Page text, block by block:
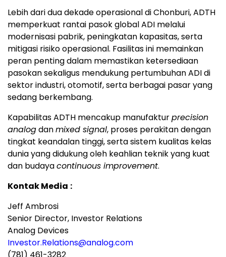
Lebih dari dua dekade operasional di Chonburi, ADTH
memperkuat rantai pasok global ADI melalui
modernisasi pabrik, peningkatan kapasitas, serta
mitigasi risiko operasional. Fasilitas ini memainkan
peran penting dalam memastikan ketersediaan
pasokan sekaligus mendukung pertumbuhan ADI di
sektor industri, otomotif, serta berbagai pasar yang
sedang berkembang.
Kapabilitas ADTH mencakup manufakturprecision
analogdanmixed signal, proses perakitan dengan
tingkat keandalan tinggi, serta sistem kualitas kelas
dunia yang didukung oleh keahlian teknik yang kuat
dan budayacontinuous improvement.
Kontak Media :
Jeff Ambrosi
Senior Director, Investor Relations
Analog Devices
Investor.Relations@analog.com
(781) 461-3282